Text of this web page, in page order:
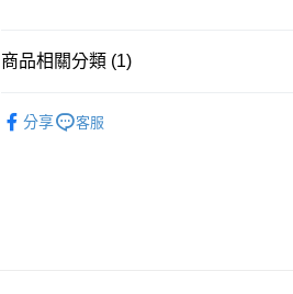
３．安心：先確認商品／服務後，再付款。
１．於結帳方式選擇「AFTEE先享後付」後，將
付」結帳頁面，進行簡訊認證並確認金額後，即
每筆NT$60，滿NT$599(含以上)免運費
商品相關分類 (1)
分享
客服